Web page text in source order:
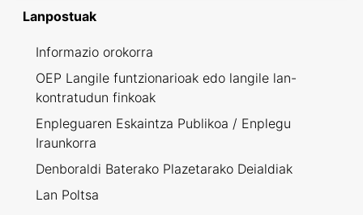
Lanpostuak
Informazio orokorra
OEP Langile funtzionarioak edo langile lan-
kontratudun finkoak
Enpleguaren Eskaintza Publikoa / Enplegu
Iraunkorra
Denboraldi Baterako Plazetarako Deialdiak
Lan Poltsa